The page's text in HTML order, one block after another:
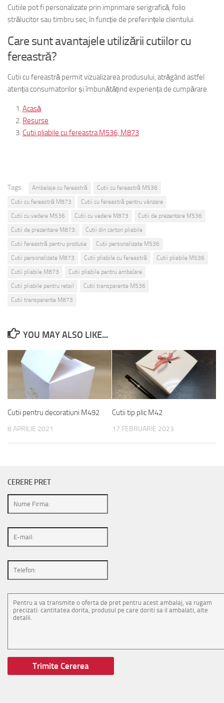
Cutiile pot fi personalizate prin imprimare serigrafică, folio
strălucitor sau timbru sec, în funcție de preferințele clientului.
Care sunt avantajele utilizării cutiilor cu
fereastră?
Cutii cu fereastră permit vizualizarea produsului, atrăgând astfel
atenția consumatorilor și îmbunătățind experiența de cumpărare.
Acasă
Resurse
Cutii pliabile cu fereastra M536, M873
Tags: Ambalaje cu fereastră
Cutii cu fereastră M536
Cutii cu fereastră M873
Cutii cu fereastră pentru vânzare
Cutii cu vedere M536
Cutii cu vedere M873
Cutii de prezentare M536
Cutii de prezentare M873.
Cutii din carton pliabile
Cutii fereastră pentru produse
Cutii personalizate M536
Cutii personalizate M873
Cutii pliabile cu fereastră
Cutii pliabile M536
Cutii pliabile M873
Cutii pliabile pentru ambalare
Cutii pliabile pentru retail
Cutii transparente M536
Cutii transparente M873
YOU MAY ALSO LIKE...
Cutii pentru decoratiuni M492
8 APRILIE 2021
Cutii tip plic M42
17 FEBRUARIE 2023
CERERE PRET